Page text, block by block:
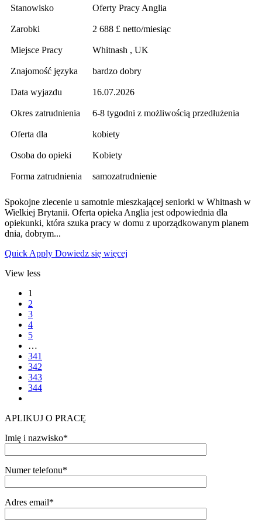
Stanowisko Oferty Pracy Anglia
Zarobki 2 688 £ netto/miesiąc
Miejsce Pracy Whitnash , UK
Znajomość języka bardzo dobry
Data wyjazdu 16.07.2026
Okres zatrudnienia 6-8 tygodni z możliwością przedłużenia
Oferta dla kobiety
Osoba do opieki Kobiety
Forma zatrudnienia samozatrudnienie
Spokojne zlecenie u samotnie mieszkającej seniorki w Whitnash w
Wielkiej Brytanii. Oferta opieka Anglia jest odpowiednia dla
opiekunki, która szuka pracy w domu z uporządkowanym planem
dnia, dobrym...
Quick Apply Dowiedz się więcej
View less
1
2
3
4
5
…
341
342
343
344
APLIKUJ O PRACĘ
Imię i nazwisko*
Numer telefonu*
Adres email*